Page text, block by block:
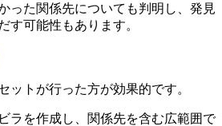
った関係先についても判明し、発見
す可能性もあります。
ットが行った方が効果的です。
ラを作成し、関係先を含む広範囲で